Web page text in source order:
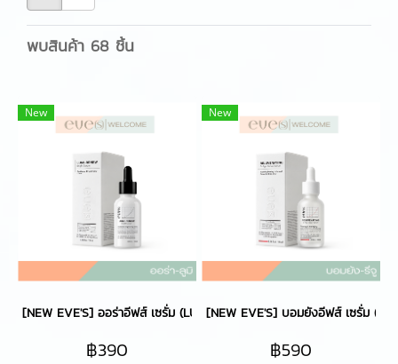
พบสินค้า 68 ชิ้น
New
[NEW EVE'S] ออร่าอีฟส์ เซรั่ม (LUMI-RENEW BRIGHT SERUM)
฿390
New
[NEW EVE'S] บอมยังอีฟส์ เซรั่ม
฿590